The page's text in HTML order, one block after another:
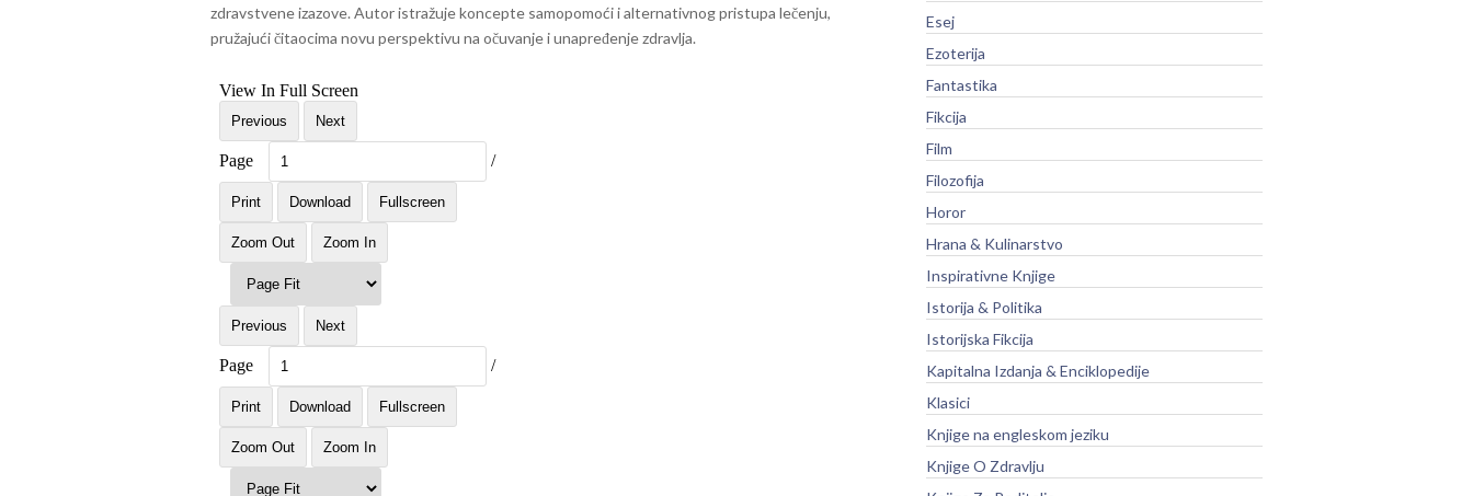
zdravstvene izazove. Autor istražuje koncepte samopomoći i alternativnog pristupa lečenju,
pružajući čitaocima novu perspektivu na očuvanje i unapređenje zdravlja.
Esej
Ezoterija
Fantastika
Fikcija
Film
Filozofija
Horor
Hrana & Kulinarstvo
Inspirativne Knjige
Istorija & Politika
Istorijska Fikcija
Kapitalna Izdanja & Enciklopedije
Klasici
Knjige na engleskom jeziku
Knjige O Zdravlju